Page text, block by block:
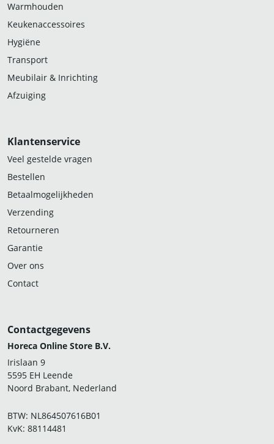
Warmhouden
Keukenaccessoires
Hygiëne
Transport
Meubilair & Inrichting
Afzuiging
Klantenservice
Veel gestelde vragen
Bestellen
Betaalmogelijkheden
Verzending
Retourneren
Garantie
Over ons
Contact
Contactgegevens
Horeca Online Store B.V.
Irislaan 9
5595 EH Leende
Noord Brabant, Nederland
BTW: NL864507616B01
KvK: 88114481